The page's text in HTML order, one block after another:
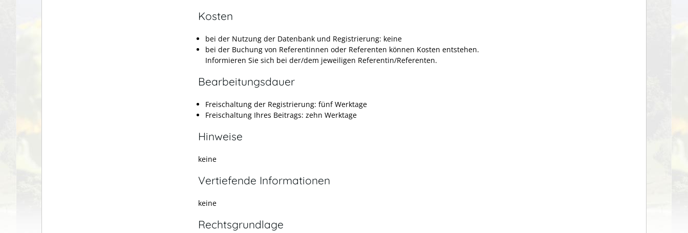
Kosten
bei der Nutzung der Datenbank und Registrierung: keine
bei der Buchung von Referentinnen oder Referenten können Kosten entstehen.
Informieren Sie sich bei der/dem jeweiligen Referentin/Referenten.
Bearbeitungsdauer
Freischaltung der Registrierung: fünf Werktage
Freischaltung Ihres Beitrags: zehn Werktage
Hinweise
keine
Vertiefende Informationen
keine
Rechtsgrundlage